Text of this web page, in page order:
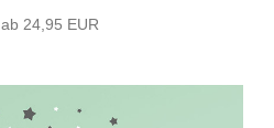
ab 24,95 EUR